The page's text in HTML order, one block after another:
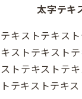
太字テキ
テキストテキス
キストテキスト
ストテキストテ
トテキストテキ